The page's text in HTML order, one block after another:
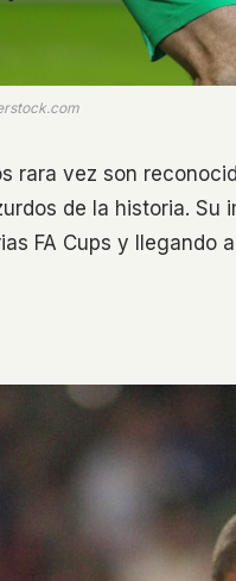
rara vez son
de la historia.
FA Cups y llegando